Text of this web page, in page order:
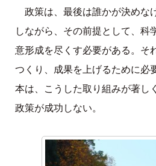
政策は、最後は誰かが決めな
しながら、その前提として、科
意形成を尽くす必要がある。そ
つくり、成果を上げるために必
本は、こうした取り組みが著し
政策が成功しない。